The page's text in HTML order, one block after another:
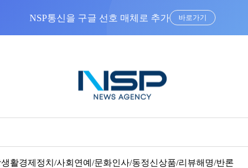
NSP통신을 구글 선호 매체로 추가 바로가기
생활경제 정치/사회 연예/문화인사/동정신상품/리뷰해명/반론